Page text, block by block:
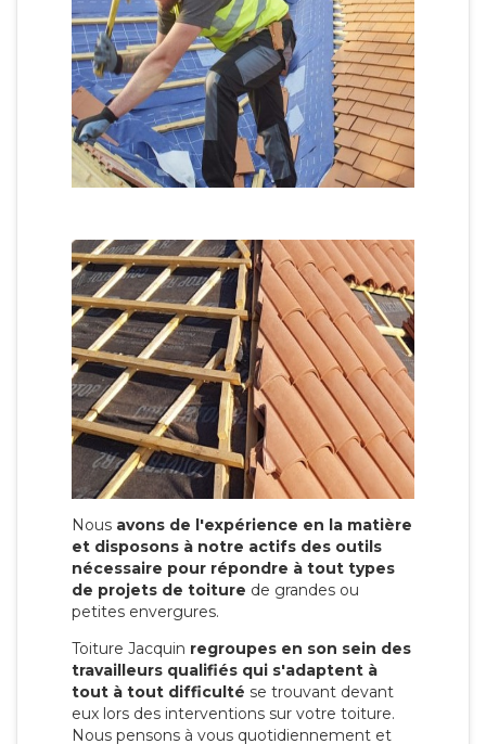
Nous avons de l'expérience en la matière
et disposons à notre actifs des outils
nécessaire pour répondre à tout types
de projets de toiture de grandes ou
petites envergures.
Toiture Jacquin regroupes en son sein des
travailleurs qualifiés qui s'adaptent à
tout à tout difficulté se trouvant devant
eux lors des interventions sur votre toiture.
Nous pensons à vous quotidiennement et